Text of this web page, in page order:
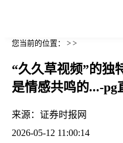
您当前的位置： > >
“久久草视频”的独
是情感共鸣的...-pg
来源： 证券时报网
2026-05-12 11:00:14